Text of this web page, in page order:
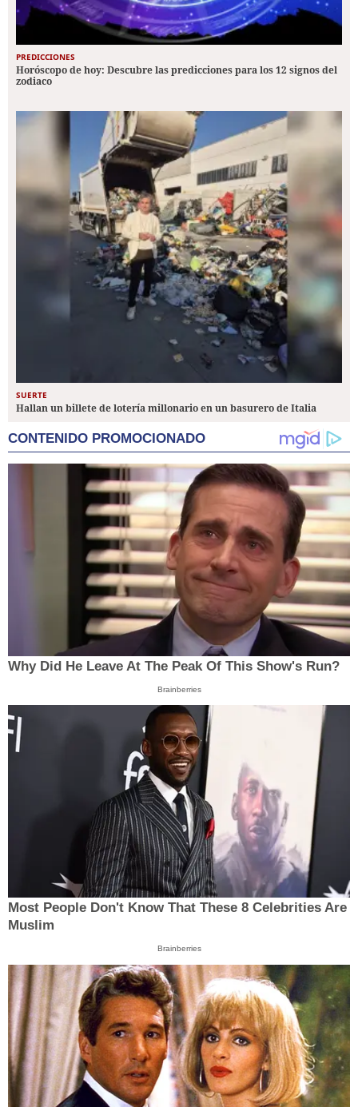
PREDICCIONES
Horóscopo de hoy: Descubre las predicciones para los 12 signos del
zodiaco
SUERTE
Hallan un billete de lotería millonario en un basurero de Italia
CONTENIDO PROMOCIONADO
Why Did He Leave At The Peak Of This Show's Run?
Brainberries
Most People Don't Know That These 8 Celebrities Are
Muslim
Brainberries